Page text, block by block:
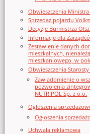
Obwieszczenia
Sprzedaż pojazdu
Decyzje Burmistrza
Informacje dla
Zestawienie danych
mieszkalnych,
mieszkaniowego, w
Obwieszczenia
Zawiadomienie o
pozwolenia
NUTRIPOL Sp. z o.o.
Ogłoszenia
Ogłoszenia
Uchwała reklamowa